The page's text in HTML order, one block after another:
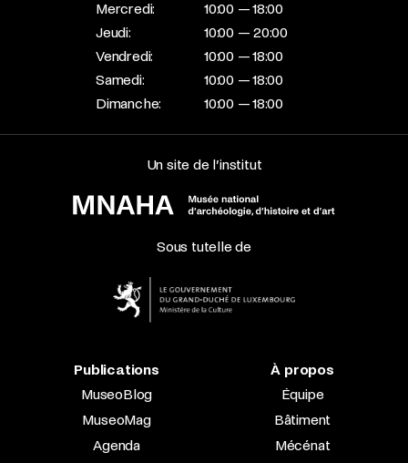
Mercredi:
10:00 — 18:00
Jeudi:
10:00 — 20:00
Vendredi:
10:00 — 18:00
Samedi:
10:00 — 18:00
Dimanche:
10:00 — 18:00
Un site de l’institut
Sous tutelle de
Publications
MuseoBlog
MuseoMag
Agenda
À propos
Équipe
Bâtiment
Mécénat